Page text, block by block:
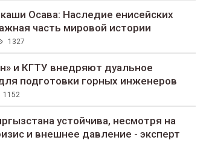
Осава: Наследие енисейских
часть мировой истории
1327
и КГТУ внедряют дуальное
подготовки горных инженеров
1152
устойчива, несмотря на
и внешнее давление - эксперт